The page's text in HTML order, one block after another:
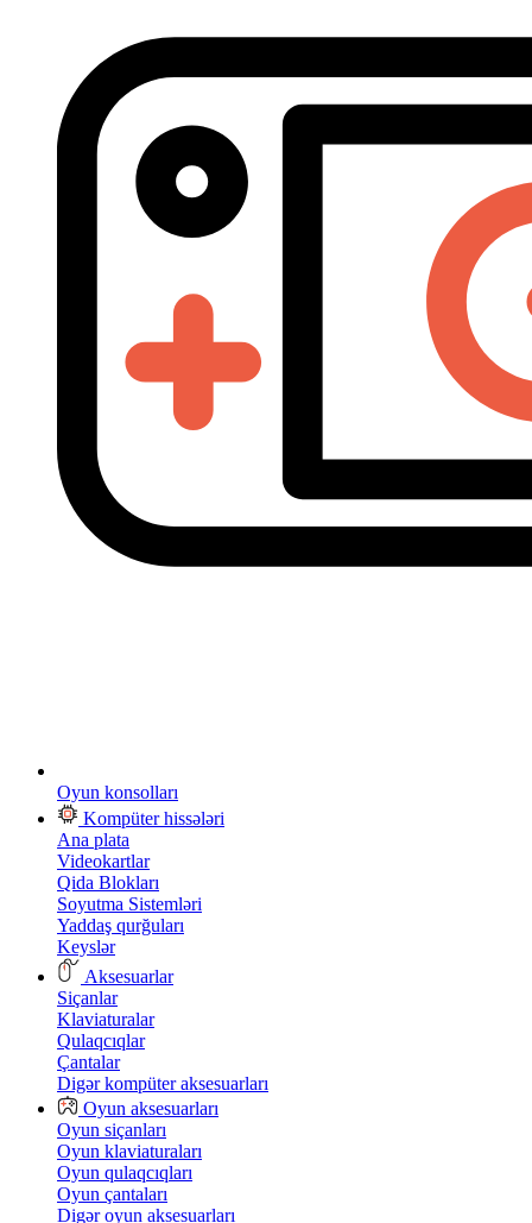
Oyun konsolları
Kompüter hissələri
Ana plata
Videokartlar
Qida Blokları
Soyutma Sistemləri
Yaddaş qurğuları
Keyslər
Aksesuarlar
Siçanlar
Klaviaturalar
Qulaqcıqlar
Çantalar
Digər kompüter aksesuarları
Oyun aksesuarları
Oyun siçanları
Oyun klaviaturaları
Oyun qulaqcıqları
Oyun çantaları
Digər oyun aksesuarları